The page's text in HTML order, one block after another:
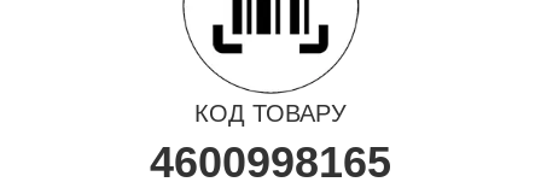
КОД ТОВАРУ
4600998165